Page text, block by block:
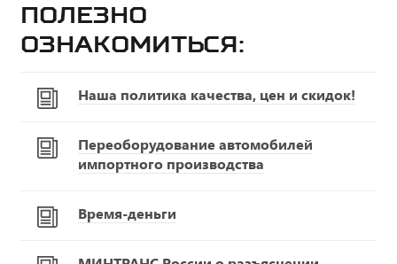
Полезно
ознакомиться:
Наша политика качества, цен и скидок!
Переоборудование автомобилей
импортного производства
Время-деньги